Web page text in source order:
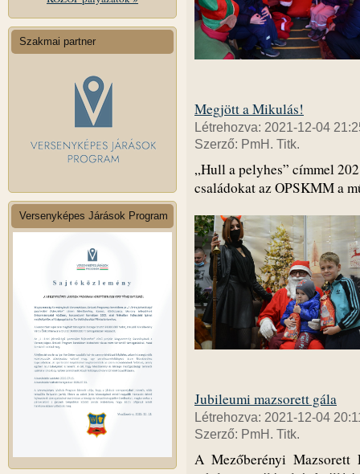
Szakmai partner
Versenyképes Járások Program
Megjött a Mikulás!
Létrehozva: 2021-12-04
Szerző: PmH. Titk.
„Hull a pelyhes” címmel
családokat az OPSKMM a
Jubileumi mazsorett gála
Létrehozva: 2021-12-04
Szerző: PmH. Titk.
A Mezőberényi Mazsorett